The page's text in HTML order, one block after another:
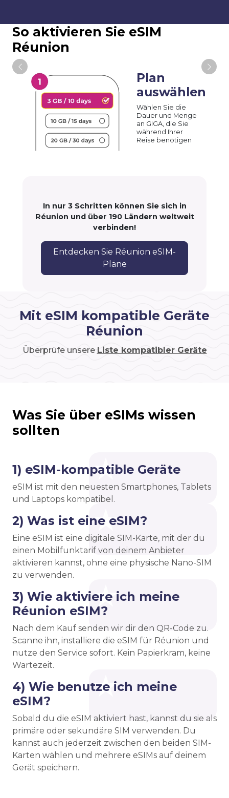
So aktivieren Sie eSIM
Réunion
Plan
auswählen
Wählen Sie die
Dauer und Menge
an GIGA, die Sie
während Ihrer
Reise benötigen
In nur 3 Schritten können Sie sich in
Réunion und über 190 Ländern weltweit
verbinden!
Entdecken Sie Réunion eSIM-
Pläne
Mit eSIM kompatible Geräte
Réunion
Überprüfe unsere Liste kompatibler Geräte
Was Sie über eSIMs wissen
sollten
1) eSIM-kompatible Geräte
eSIM ist mit den neuesten Smartphones, Tablets
und Laptops kompatibel.
2) Was ist eine eSIM?
Eine eSIM ist eine digitale SIM-Karte, mit der du
einen Mobilfunktarif von deinem Anbieter
aktivieren kannst, ohne eine physische Nano-SIM
zu verwenden.
3) Wie aktiviere ich meine
Réunion eSIM?
Nach dem Kauf senden wir dir den QR-Code zu.
Scanne ihn, installiere die eSIM für Réunion und
nutze den Service sofort. Kein Papierkram, keine
Wartezeit.
4) Wie benutze ich meine
eSIM?
Sobald du die eSIM aktiviert hast, kannst du sie als
primäre oder sekundäre SIM verwenden. Du
kannst auch jederzeit zwischen den beiden SIM-
Karten wählen und mehrere eSIMs auf deinem
Gerät speichern.